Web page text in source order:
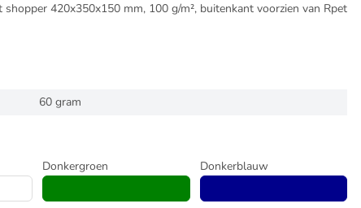
shopper 420x350x150 mm, 100 g/m², buitenkant voorzien van Rpet
60 gram
Donkergroen Donkerblauw